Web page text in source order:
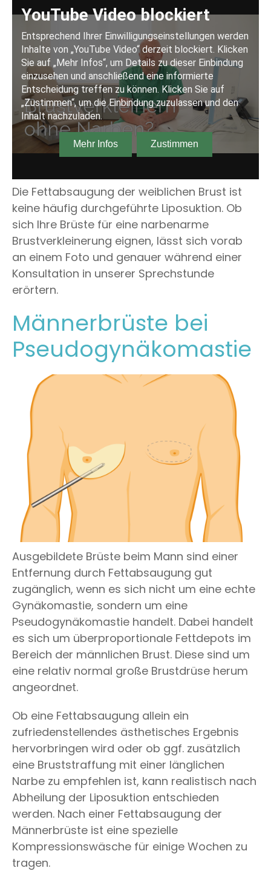
Die Fettabsaugung der weiblichen Brust ist
keine häufig durchgeführte Liposuktion. Ob
sich Ihre Brüste für eine narbenarme
Brustverkleinerung eignen, lässt sich vorab
an einem Foto und genauer während einer
Konsultation in unserer Sprechstunde
erörtern.
Männerbrüste bei
Pseudogynäkomastie
Ausgebildete Brüste beim Mann sind einer
Entfernung durch Fettabsaugung gut
zugänglich, wenn es sich nicht um eine echte
Gynäkomastie, sondern um eine
Pseudogynäkomastie handelt. Dabei handelt
es sich um überproportionale Fettdepots im
Bereich der männlichen Brust. Diese sind um
eine relativ normal große Brustdrüse herum
angeordnet.
Ob eine Fettabsaugung allein ein
zufriedenstellendes ästhetisches Ergebnis
hervorbringen wird oder ob ggf. zusätzlich
eine Bruststraffung mit einer länglichen
Narbe zu empfehlen ist, kann realistisch nach
Abheilung der Liposuktion entschieden
werden. Nach einer Fettabsaugung der
Männerbrüste ist eine spezielle
Kompressionswäsche für einige Wochen zu
tragen.